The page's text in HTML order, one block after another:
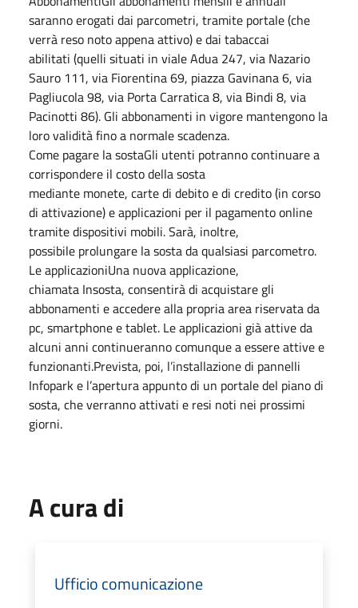
saranno erogati dai parcometri, tramite portale (che
verrà reso noto appena attivo) e dai tabaccai
abilitati (quelli situati in viale Adua 247, via Nazario
Sauro 111, via Fiorentina 69, piazza Gavinana 6, via
Pagliucola 98, via Porta Carratica 8, via Bindi 8, via
Pacinotti 86). Gli abbonamenti in vigore mantengono la
loro validità fino a normale scadenza.
Come pagare la sostaGli utenti potranno continuare a
corrispondere il costo della sosta
mediante monete, carte di debito e di credito (in corso
di attivazione) e applicazioni per il pagamento online
tramite dispositivi mobili. Sarà, inoltre,
possibile prolungare la sosta da qualsiasi parcometro.
Le applicazioniUna nuova applicazione,
chiamata Insosta, consentirà di acquistare gli
abbonamenti e accedere alla propria area riservata da
pc, smartphone e tablet. Le applicazioni già attive da
alcuni anni continueranno comunque a essere attive e
funzionanti.Prevista, poi, l’installazione di pannelli
Infopark e l’apertura appunto di un portale del piano di
sosta, che verranno attivati e resi noti nei prossimi
giorni.
A cura di
Ufficio comunicazione